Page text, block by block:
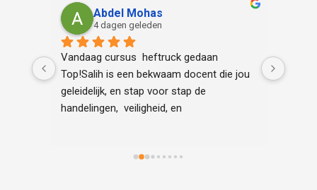
Abdel Mohas
4 dagen geleden
Vandaag cursus  heftruck gedaan
Top!Salih is een bekwaam docent die jou
geleidelijk, en stap voor stap de
handelingen,  veiligheid, en
duidelijk op bepaalde onderdelen van de